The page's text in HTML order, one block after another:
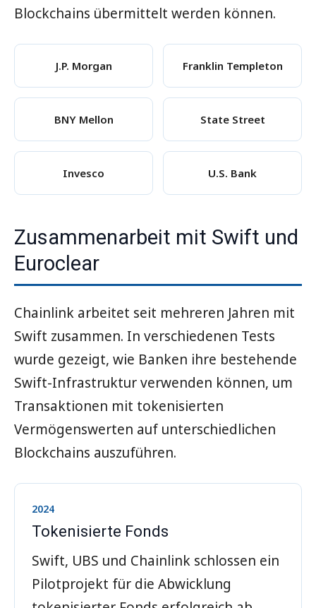
Blockchains übermittelt werden können.
J.P. Morgan Franklin Templeton
BNY Mellon State Street
Invesco U.S. Bank
Zusammenarbeit mit Swift und
Euroclear
Chainlink arbeitet seit mehreren Jahren mit
Swift zusammen. In verschiedenen Tests
wurde gezeigt, wie Banken ihre bestehende
Swift-Infrastruktur verwenden können, um
Transaktionen mit tokenisierten
Vermögenswerten auf unterschiedlichen
Blockchains auszuführen.
2024
Tokenisierte Fonds
Swift, UBS und Chainlink schlossen ein
Pilotprojekt für die Abwicklung